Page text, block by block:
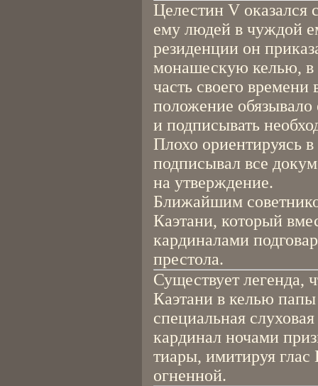
Целестин V оказался
ему людей в чуждой
резиденции он
монашескую келью, в
часть своего
положение
и подписывать
Плохо ориентируясь
подписывал все
на утверждение.
Ближайшим
Каэтани, который
кардиналами
престола.
Существует легенда,
Каэтани в келью
специальная
кардинал ночами
тиары, имитируя
огненной.